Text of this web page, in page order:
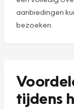
aanbiedingen
bezoeken.
tijdens